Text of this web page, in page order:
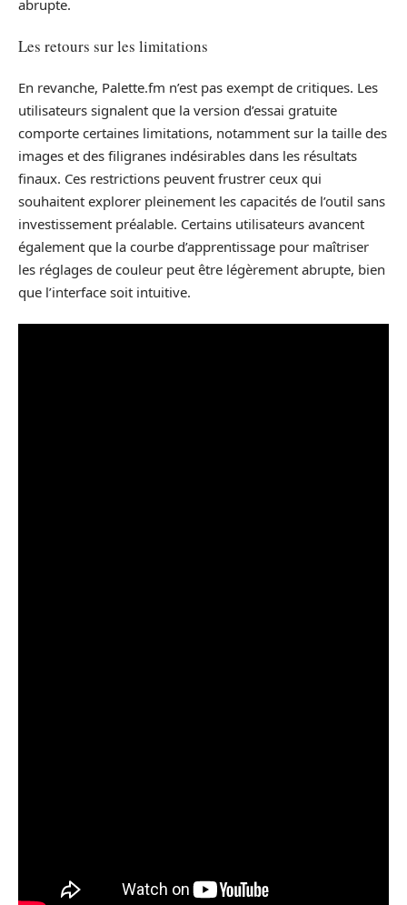
abrupte.
Les retours sur les limitations
En revanche, Palette.fm n’est pas exempt de critiques. Les
utilisateurs signalent que la version d’essai gratuite
comporte certaines limitations, notamment sur la taille des
images et des filigranes indésirables dans les résultats
finaux. Ces restrictions peuvent frustrer ceux qui
souhaitent explorer pleinement les capacités de l’outil sans
investissement préalable. Certains utilisateurs avancent
également que la courbe d’apprentissage pour maîtriser
les réglages de couleur peut être légèrement abrupte, bien
que l’interface soit intuitive.